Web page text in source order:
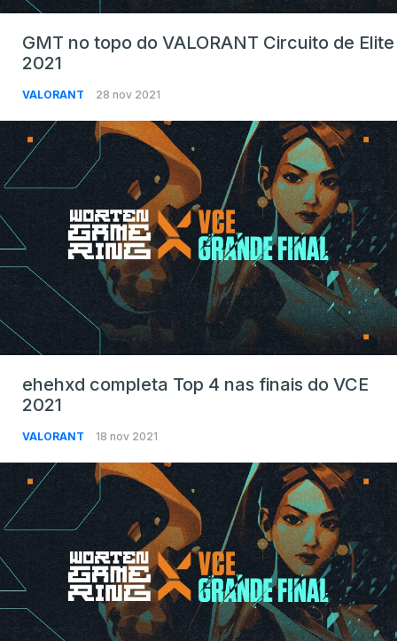
GMT no topo do VALORANT Circuito de Elite
2021
VALORANT 28 nov 2021
ehehxd completa Top 4 nas finais do VCE
2021
VALORANT 18 nov 2021